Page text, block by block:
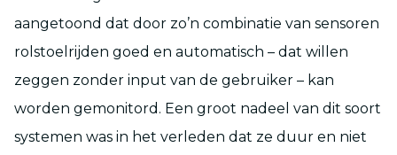
aangetoond dat door zo’n combinatie van sensoren
rolstoelrijden goed en automatisch – dat willen
zeggen zonder input van de gebruiker – kan
worden gemonitord. Een groot nadeel van dit soort
systemen was in het verleden dat ze duur en niet